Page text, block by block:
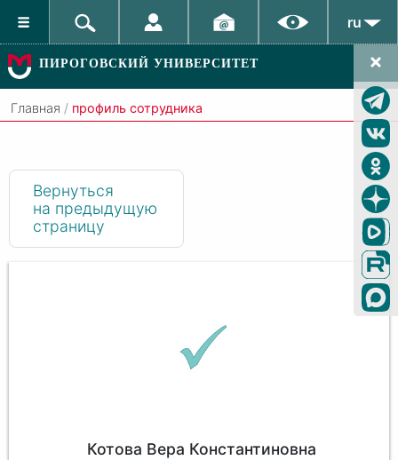
ru
ПИРОГОВСКИЙ УНИВЕРСИТЕТ
Главная / профиль сотрудника
Вернуться
на предыдущую
страницу
Котова Вера Константиновна